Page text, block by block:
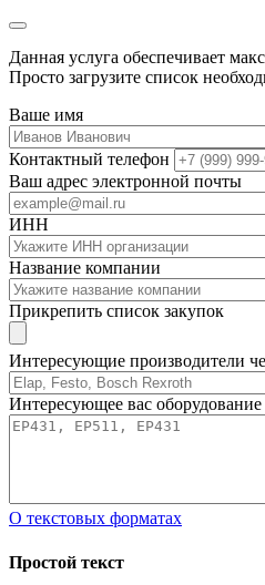
Данная услуга обеспечивает
Просто загрузите список
Ваше имя
Контактный телефон
Ваш адрес электронной почты
ИНН
Название компании
Прикрепить список закупок
Интересующие производители
Интересующее вас оборудование
О текстовых форматах
Простой текст